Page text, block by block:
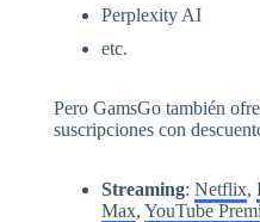
Perplexity AI
etc.
Pero GamsGo también
suscripciones con
Streaming: Netflix,
Max, YouTube